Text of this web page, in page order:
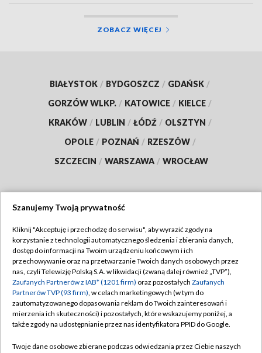
ZOBACZ WIĘCEJ
BIAŁYSTOK / BYDGOSZCZ / GDAŃSK /
GORZÓW WLKP. / KATOWICE / KIELCE /
KRAKÓW / LUBLIN / ŁÓDŹ / OLSZTYN /
OPOLE / POZNAŃ / RZESZÓW /
SZCZECIN / WARSZAWA / WROCŁAW
TVP
Abonament TVP
Emisja w TVP
Centrum informacji TVP
Naziemna Telewizja Cyfrowa
Regulamin TVP
Polityka prywatności
Moje zgody
Pomoc
Szanujemy Twoją prywatność
Kliknij "Akceptuję i przechodzę do serwisu", aby wyrazić zgody na
korzystanie z technologii automatycznego śledzenia i zbierania danych,
dostęp do informacji na Twoim urządzeniu końcowym i ich
przechowywanie oraz na przetwarzanie Twoich danych osobowych przez
nas, czyli Telewizję Polską S.A. w likwidacji (zwaną dalej również „TVP”),
Zaufanych Partnerów z IAB* (1201 firm) oraz pozostałych Zaufanych
Partnerów TVP (93 firm), w celach marketingowych (w tym do
zautomatyzowanego dopasowania reklam do Twoich zainteresowań i
mierzenia ich skuteczności) i pozostałych, które wskazujemy poniżej, a
także zgody na udostępnianie przez nas identyfikatora PPID do Google.
Twoje dane osobowe zbierane podczas odwiedzania przez Ciebie naszych